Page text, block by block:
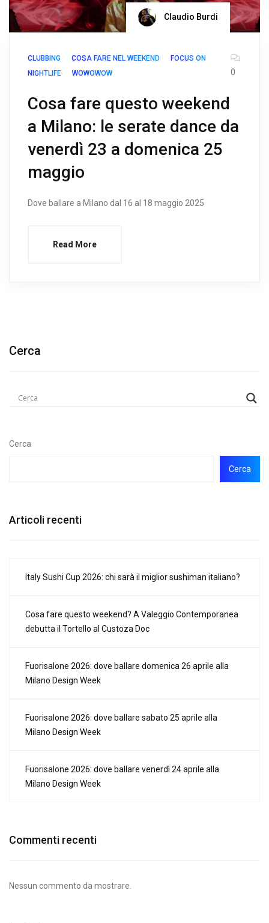
Claudio Burdi
CLUBBING COSA FARE NEL WEEKEND
FOCUS ON
NIGHTLIFE
WOWOWOW 0
Cosa fare questo weekend
a Milano: le serate dance da
venerdì 23 a domenica 25
maggio
Dove ballare a Milano dal 16 al 18 maggio 2025
Read More
Cerca
Cerca
Cerca
Articoli recenti
Italy Sushi Cup 2026: chi sarà il miglior sushiman italiano?
Cosa fare questo weekend? A Valeggio Contemporanea
debutta il Tortello al Custoza Doc
Fuorisalone 2026: dove ballare domenica 26 aprile alla
Milano Design Week
Fuorisalone 2026: dove ballare sabato 25 aprile alla
Milano Design Week
Fuorisalone 2026: dove ballare venerdì 24 aprile alla
Milano Design Week
Commenti recenti
Nessun commento da mostrare.